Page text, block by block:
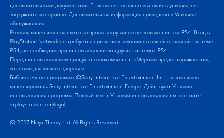
дополнительными документами. Если вы не согласны выполнять условия, не
загружайте материалы. Дополнительная информация приведена в Условиях
обслуживания.
Разовая лицензионная плата за право загрузки на несколько систем PS4. Вход в
PlayStation Network не требуется при использовании на вашей основной системе
PS4, но необходим при использовании на других системах PS4.
Перед использованием продукта ознакомьтесь с «Мерами предосторожности»,
важными для вашего здоровья.
Библиотечные программы ©Sony Interactive Entertainment Inc., эксклюзивно
лицензированы Sony Interactive Entertainment Europe. Действуют Условия
использования программ. Полный текст Условий использования см. на сайте
ru.playstation.com/legal.
© 2017 Ninja Theory Ltd. All Rights Reserved.